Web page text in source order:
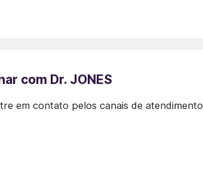
com Dr. JONES
em contato pelos canais de atendimento